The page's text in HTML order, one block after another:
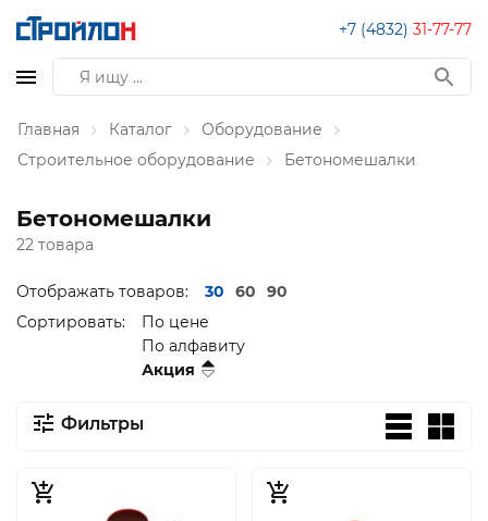
+7 (4832) 31-77-77
Главная Каталог
Оборудование
Строительное оборудование
Бетономешалки
Бетономешалки
22 товара
Отображать товаров: 30 60
90
Сортировать:
По цене
По алфавиту
Акция
Фильтры